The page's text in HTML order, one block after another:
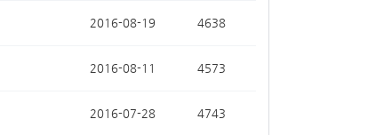
2016-08-19 4638
2016-08-11 4573
2016-07-28 4743